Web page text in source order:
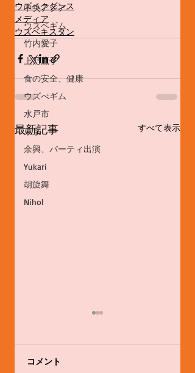
中央アジア
ウズベギム
竹内愛子
上乃薫子
食の安全、健康
ウズべギム
水戸市
東京
余興、パーティ出演
Yukari
胡旋舞
Nihol
ウズベクダンス
メディア
ウズベキスタン
最新記事 すべて表示
コメント